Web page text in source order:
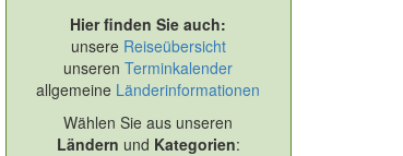
Hier finden Sie auch:
unsere Reiseübersicht
unserenTerminkalender
allgemeine Länderinformationen
Wählen Sie aus unseren
Ländern und Kategorien: